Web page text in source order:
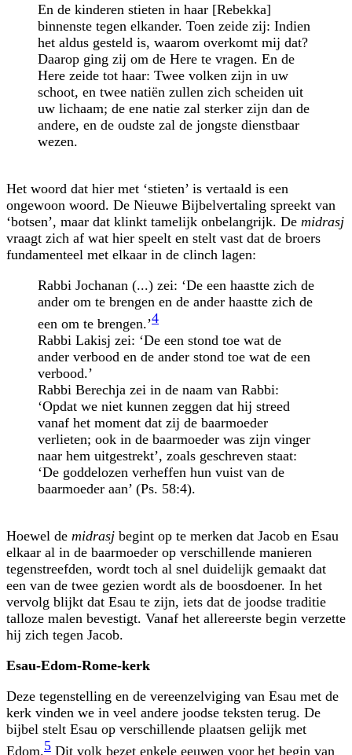
En de kinderen stieten in haar [Rebekka]
binnenste tegen elkander. Toen zeide zij: Indien
het aldus gesteld is, waarom overkomt mij dat?
Daarop ging zij om de Here te vragen. En de
Here zeide tot haar: Twee volken zijn in uw
schoot, en twee natiën zullen zich scheiden uit
uw lichaam; de ene natie zal sterker zijn dan de
andere, en de oudste zal de jongste dienstbaar
wezen.
Het woord dat hier met ‘stieten’ is vertaald is een
ongewoon woord. De Nieuwe Bijbelvertaling spreekt van
‘botsen’, maar dat klinkt tamelijk onbelangrijk. De midrasj
vraagt zich af wat hier speelt en stelt vast dat de broers
fundamenteel met elkaar in de clinch lagen:
Rabbi Jochanan (...) zei: ‘De een haastte zich de
ander om te brengen en de ander haastte zich de
een om te brengen.’4
Rabbi Lakisj zei: ‘De een stond toe wat de
ander verbood en de ander stond toe wat de een
verbood.’
Rabbi Berechja zei in de naam van Rabbi:
‘Opdat we niet kunnen zeggen dat hij streed
vanaf het moment dat zij de baarmoeder
verlieten; ook in de baarmoeder was zijn vinger
naar hem uitgestrekt’, zoals geschreven staat:
‘De goddelozen verheffen hun vuist van de
baarmoeder aan’ (Ps. 58:4).
Hoewel de midrasj begint op te merken dat Jacob en Esau
elkaar al in de baar­moeder op verschillende manieren
tegenstreefden, wordt toch al snel duidelijk gemaakt dat
een van de twee gezien wordt als de boosdoener. In het
vervolg blijkt dat Esau te zijn, iets dat de joodse traditie
talloze malen bevestigt. Vanaf het allereerste begin verzette
hij zich tegen Jacob.
Esau-Edom-Rome-kerk
Deze tegenstelling en de vereenzelviging van Esau met de
kerk vinden we in veel andere joodse teksten terug. De
bijbel stelt Esau op verschillende plaatsen gelijk met
Edom.5 Dit volk bezet enkele eeuwen voor het begin van